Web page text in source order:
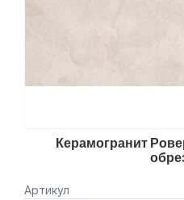
Керамогранит
Артикул